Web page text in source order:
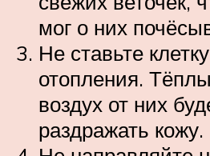
мог о них
Не ставьте
отопления.
воздух от них
раздражать кожу.